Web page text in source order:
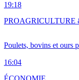
19:18
Poulets, bovins et ours
16:04
PROAGRICULTURE